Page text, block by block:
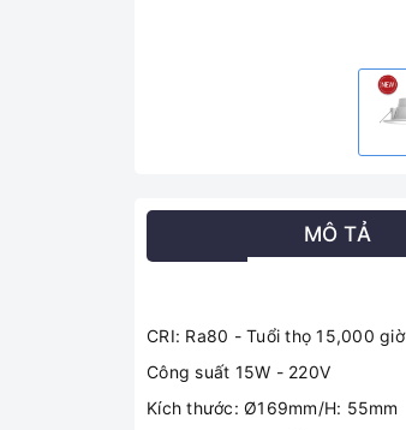
MÔ TẢ
CRI: Ra80 - Tuổi thọ 15,000 giờ
Công suất 15W - 220V
Kích thước: Ø169mm/H: 55mm